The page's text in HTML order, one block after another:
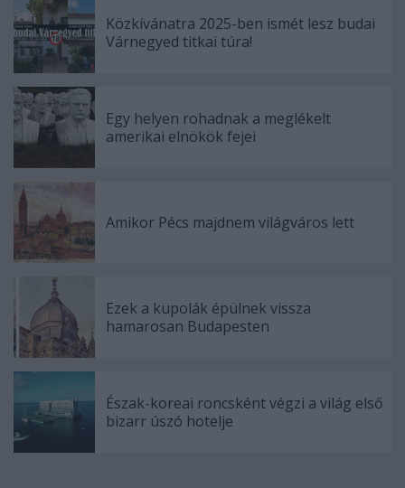
Közkívánatra 2025-ben ismét lesz budai
Várnegyed titkai túra!
Egy helyen rohadnak a meglékelt
amerikai elnökök fejei
Amikor Pécs majdnem világváros lett
Ezek a kupolák épülnek vissza
hamarosan Budapesten
Észak-koreai roncsként végzi a világ első
bizarr úszó hotelje